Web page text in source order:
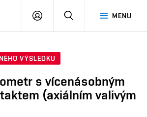
MENU
PŘIHLÁSIT
VÝSLEDKU
s vícenásobným
(axiálním valivým